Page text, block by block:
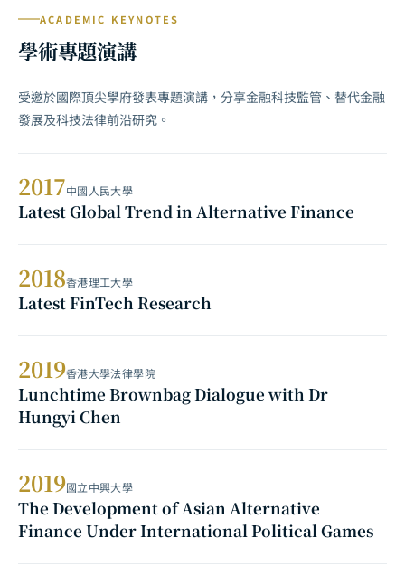
ACADEMIC KEYNOTES
學術專題演講
受邀於國際頂尖學府發表專題演講，分享金融科技監管、替代金融
發展及科技法律前沿研究。
2017中國人民大學
Latest Global Trend in Alternative Finance
2018香港理工大學
Latest FinTech Research
2019香港大學法律學院
Lunchtime Brownbag Dialogue with Dr
Hungyi Chen
2019國立中興大學
The Development of Asian Alternative
Finance Under International Political Games